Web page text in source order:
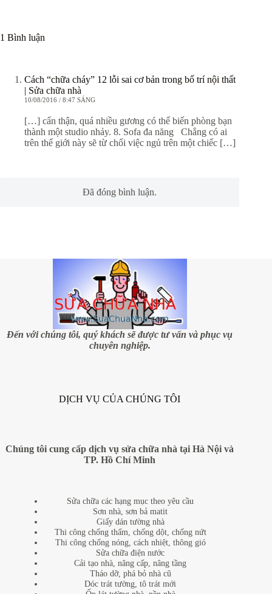
1 Bình luận
Cách “chữa cháy” 12 lỗi sai cơ bản trong bố trí nội thất
| Sửa chữa nhà
10/08/2016 / 8:47 SÁNG
[…] cẩn thận, quá nhiều gương có thể biến phòng bạn
thành một studio nhảy. 8. Sofa đa năng Chẳng có ai
trên thế giới này sẽ từ chối việc ngủ trên một chiếc […]
Đã đóng bình luận.
Đến với chúng tôi, quý khách sẽ được tư vấn và phục vụ
chuyên nghiệp.
DỊCH VỤ CỦA CHÚNG TÔI
Chúng tôi cung cấp dịch vụ sửa chữa nhà tại Hà Nội và
TP. Hồ Chí Minh
Sửa chữa các hạng mục theo yêu cầu
Sơn nhà, sơn bả matit
Giấy dán tường nhà
Thi công chống thấm, chống dột, chống nứt
Thi công chống nóng, cách nhiệt, thông gió
Sửa chữa điện nước
Cải tạo nhà, nâng cấp, nâng tầng
Tháo dỡ, phá bỏ nhà cũ
Dóc trát tường, tô trát mới